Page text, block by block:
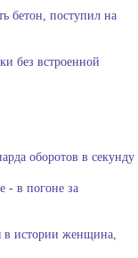
бетон, поступил на
без встроенной
оборотов в секунду
- в погоне за
в истории женщина,